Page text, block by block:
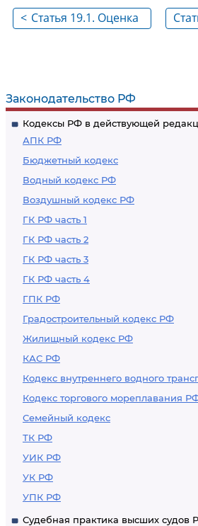
Законодательство РФ
Кодексы РФ в действующей
АПК РФ
Бюджетный кодекс
Водный кодекс РФ
Воздушный кодекс РФ
ГК РФ часть 1
ГК РФ часть 2
ГК РФ часть 3
ГК РФ часть 4
ГПК РФ
Градостроительный кодекс РФ
Жилищный кодекс РФ
КАС РФ
Кодекс внутреннего водного
Кодекс торгового мореплавания
Семейный кодекс
ТК РФ
УИК РФ
УК РФ
УПК РФ
Судебная практика высших судов
< Статья 19.1. Оценка
требованиям